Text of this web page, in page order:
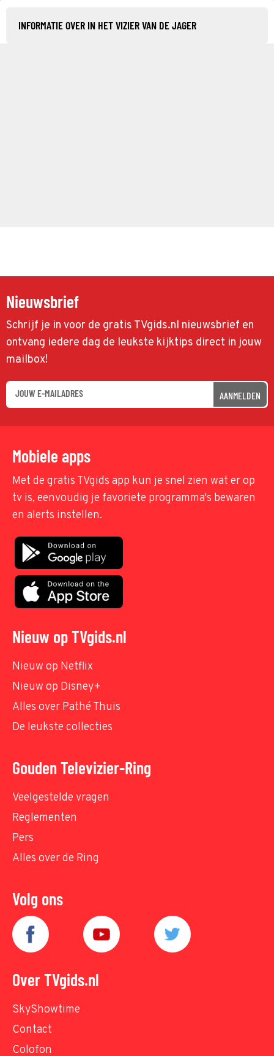
INFORMATIE OVER IN HET VIZIER VAN DE JAGER
Nieuwsbrief
Schrijf je in voor de gratis TVgids.nl nieuwsbrief en
ontvang iedere dag de leukste kijktips direct in jouw
mailbox!
AANMELDEN
Mobiele apps
Met de gratis TVgids app kun je snel zien wat er op
tv is, eenvoudig je favoriete programma's bewaren
en alerts instellen.
Nieuw op TVgids.nl
Nieuw op Netflix
Nieuw op Disney+
Alles over Pathé Thuis
De leukste collecties
Gouden Televizier-Ring
Veelgestelde vragen
Reglementen
Pers
Alles over de Ring
Volg ons
Over TVgids.nl
SkyShowtime
Contact
Colofon